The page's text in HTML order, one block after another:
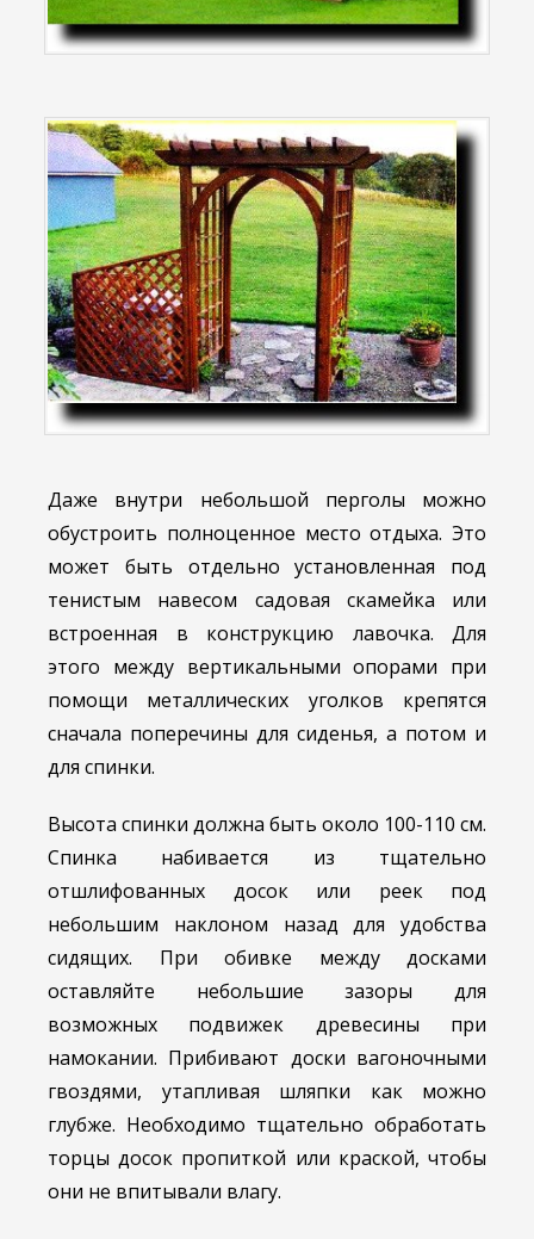
Даже внутри небольшой перголы можно
обустроить полноценное место отдыха. Это
может быть отдельно установленная под
тенистым навесом садовая скамейка или
встроенная в конструкцию лавочка. Для
этого между вертикальными опорами при
помощи металлических уголков крепятся
сначала поперечины для сиденья, а потом и
для спинки.
Высота спинки должна быть около 100-110 см.
Спинка набивается из тщательно
отшлифованных досок или реек под
небольшим наклоном назад для удобства
сидящих. При обивке между досками
оставляйте небольшие зазоры для
возможных подвижек древесины при
намокании. Прибивают доски вагоночными
гвоздями, утапливая шляпки как можно
глубже. Необходимо тщательно обработать
торцы досок пропиткой или краской, чтобы
они не впитывали влагу.